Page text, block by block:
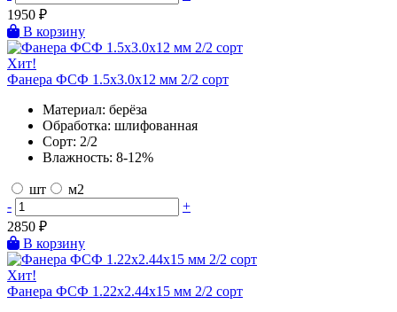
1950 ₽
В корзину
Хит!
Фанера ФСФ 1.5х3.0х12 мм 2/2 сорт
Материал: берёза
Обработка: шлифованная
Сорт: 2/2
Влажность: 8-12%
шт
м2
-
+
2850 ₽
В корзину
Хит!
Фанера ФСФ 1.22х2.44х15 мм 2/2 сорт